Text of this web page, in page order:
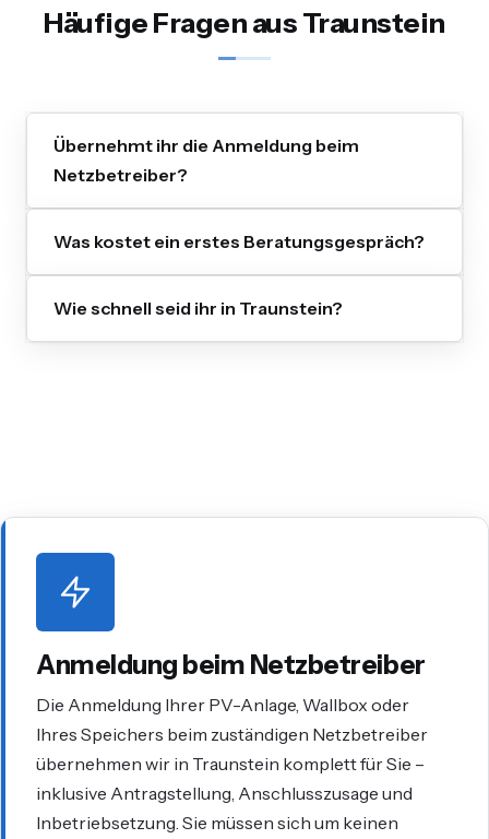
Häufige Fragen aus Traunstein
Übernehmt ihr die Anmeldung beim
Netzbetreiber?
Was kostet ein erstes Beratungsgespräch?
Wie schnell seid ihr in Traunstein?
Anmeldung beim Netzbetreiber
Die Anmeldung Ihrer PV-Anlage, Wallbox oder
Ihres Speichers beim zuständigen Netzbetreiber
übernehmen wir in Traunstein komplett für Sie –
inklusive Antragstellung, Anschlusszusage und
Inbetriebsetzung. Sie müssen sich um keinen